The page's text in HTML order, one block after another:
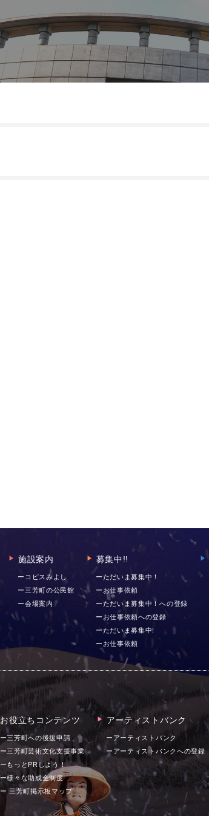
▶︎ 施設案内
ーコピスみよし
ー三芳町の公民館
ー会場案内
▶︎ 募集中!!
ーただいま募集中！
ーお仕事依頼
ーただいま募集中！への登録
ーお仕事依頼への登録
ーただいま募集中!
ーお仕事依頼
▶︎
お役立ちコンテンツ
ー三芳町への後援申請
ー三芳町芸術文化支援事業
ーもっとPRしよう！
ー様々な助成金制度
ー 三芳町掲示板マップ
▶︎ アーティストバンク
ーアーティストバンク
ーアーティストバンクへの登録